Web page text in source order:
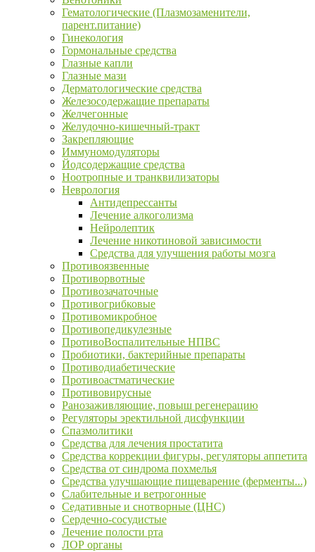
Гематологические (Плазмозаменители,
парент.питание)
Гинекология
Гормональные средства
Глазные капли
Глазные мази
Дерматологические средства
Железосодержащие препараты
Желчегонные
Желудочно-кишечный-тракт
Закрепляющие
Иммуномодуляторы
Йодсодержащие средства
Ноотропные и транквилизаторы
Неврология
Антидепрессанты
Лечение алкоголизма
Нейролептик
Лечение никотиновой зависимости
Средства для улучшения работы мозга
Противоязвенные
Противорвотные
Противозачаточные
Противогрибковые
Противомикробное
Противопедикулезные
ПротивоВоспалительные НПВС
Пробиотики, бактерийные препараты
Противодиабетические
Противоастматические
Противовирусные
Ранозаживляющие, повыш регенерацию
Регуляторы эректильной дисфункции
Спазмолитики
Средства для лечения простатита
Средства коррекции фигуры, регуляторы аппетита
Средства от синдрома похмелья
Средства улучшающие пищеварение (ферменты...)
Слабительные и ветрогонные
Седативные и снотворные (ЦНС)
Сердечно-сосудистые
Лечение полости рта
ЛОР органы